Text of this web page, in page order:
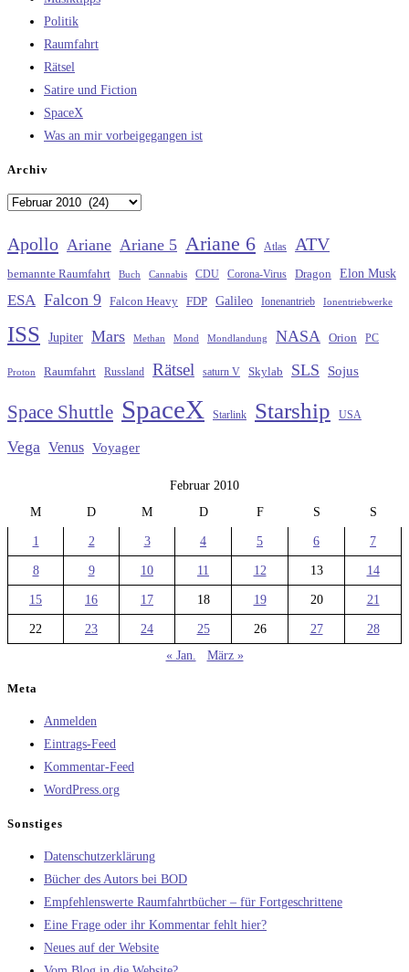
Politik
Raumfahrt
Rätsel
Satire und Fiction
SpaceX
Was an mir vorbeigegangen ist
Archiv
Archiv
Apollo Ariane Ariane 5 Ariane 6 Atlas ATV
bemannte Raumfahrt Buch Cannabis CDU Corona-Virus Dragon Elon Musk
ESA Falcon 9 Falcon Heavy FDP Galileo Ionenantrieb Ionentriebwerke
ISS Jupiter Mars Methan Mond Mondlandung NASA Orion PC
Proton Raumfahrt Russland Rätsel saturn V Skylab SLS Sojus
Space Shuttle SpaceX Starlink Starship USA
Vega Venus Voyager
Februar 2010
M
D M D F S S
1 2 3 4 5 6 7
8 9 10 11 12 13 14
15 16 17 18 19 20 21
22 23 24 25 26 27
28
« Jan.
März »
Meta
Anmelden
Eintrags-Feed
Kommentar-Feed
WordPress.org
Sonstiges
Datenschutzerklärung
Bücher des Autors bei BOD
Empfehlenswerte Raumfahrtbücher – für Fortgeschrittene
Eine Frage oder ihr Kommentar fehlt hier?
Neues auf der Website